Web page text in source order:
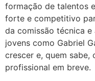
formação de talentos
forte e competitivo
da comissão técnica
jovens como Gabriel
crescer e, quem sabe,
profissional em breve.